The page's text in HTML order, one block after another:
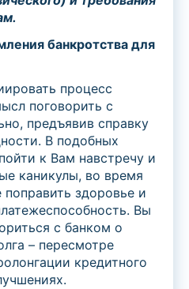
банкротства для
процесс
поговорить с
предъявив справку
В подобных
к Вам навстречу и
каникулы, во время
здоровье и
Вы
с банком о
– пересмотре
кредитного